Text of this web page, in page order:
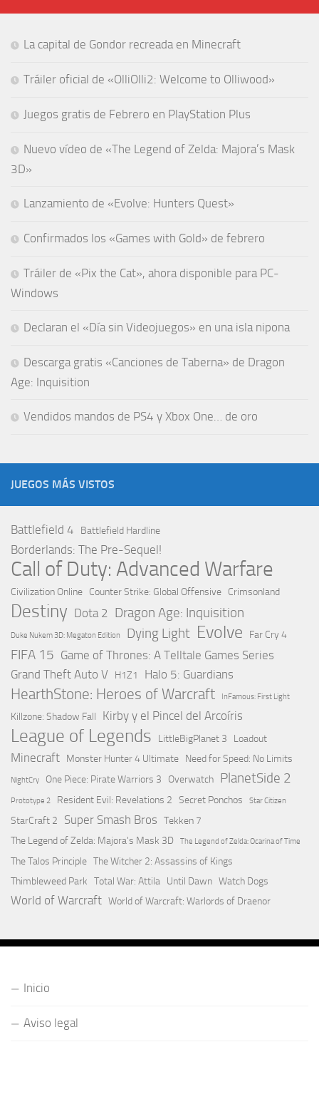
La capital de Gondor recreada en Minecraft
Tráiler oficial de «OlliOlli2: Welcome to Olliwood»
Juegos gratis de Febrero en PlayStation Plus
Nuevo vídeo de «The Legend of Zelda: Majora’s Mask
3D»
Lanzamiento de «Evolve: Hunters Quest»
Confirmados los «Games with Gold» de febrero
Tráiler de «Pix the Cat», ahora disponible para PC-
Windows
Declaran el «Día sin Videojuegos» en una isla nipona
Descarga gratis «Canciones de Taberna» de Dragon
Age: Inquisition
Vendidos mandos de PS4 y Xbox One… de oro
JUEGOS MÁS VISTOS
Battlefield 4 Battlefield Hardline
Borderlands: The Pre-Sequel!
Call of Duty: Advanced Warfare
Civilization Online Counter Strike: Global Offensive Crimsonland
Destiny Dota 2 Dragon Age: Inquisition
Duke Nukem 3D: Megaton Edition Dying Light Evolve Far Cry 4
FIFA 15 Game of Thrones: A Telltale Games Series
Grand Theft Auto V H1Z1 Halo 5: Guardians
HearthStone: Heroes of Warcraft InFamous: First Light
Killzone: Shadow Fall Kirby y el Pincel del Arcoíris
League of Legends LittleBigPlanet 3 Loadout
Minecraft Monster Hunter 4 Ultimate Need for Speed: No Limits
NightCry One Piece: Pirate Warriors 3 Overwatch PlanetSide 2
Prototype 2 Resident Evil: Revelations 2 Secret Ponchos Star Citizen
StarCraft 2 Super Smash Bros Tekken 7
The Legend of Zelda: Majora's Mask 3D
The Legend of Zelda: Ocarina of Time
The Talos Principle The Witcher 2: Assassins of Kings
Thimbleweed Park Total War: Attila Until Dawn Watch Dogs
World of Warcraft World of Warcraft: Warlords of Draenor
Inicio
Aviso legal